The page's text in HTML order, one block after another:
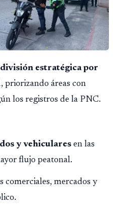
división estratégica por
, priorizando áreas con
los registros de la PNC.
y vehiculares en las
flujo peatonal.
comerciales, mercados y